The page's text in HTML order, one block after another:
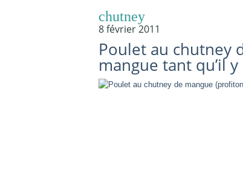
chutney
8 février 2011
Poulet au chutney
mangue tant qu’il y